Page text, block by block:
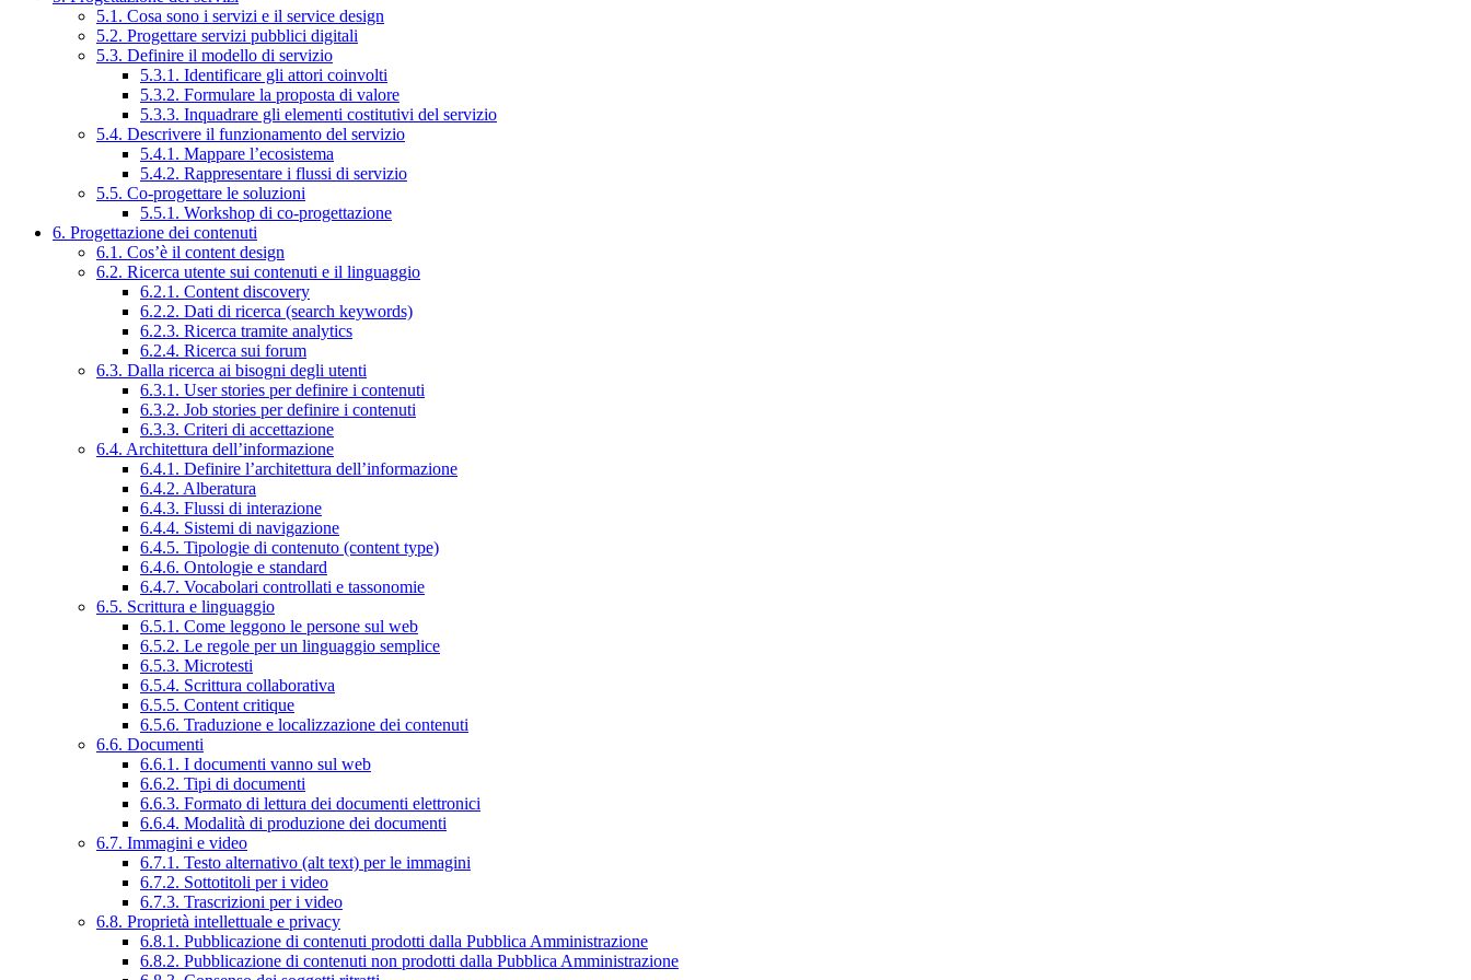
5.1. Cosa sono i servizi e il service design
5.2. Progettare servizi pubblici digitali
5.3. Definire il modello di servizio
5.3.1. Identificare gli attori coinvolti
5.3.2. Formulare la proposta di valore
5.3.3. Inquadrare gli elementi costitutivi del servizio
5.4. Descrivere il funzionamento del servizio
5.4.1. Mappare l’ecosistema
5.4.2. Rappresentare i flussi di servizio
5.5. Co-progettare le soluzioni
5.5.1. Workshop di co-progettazione
6. Progettazione dei contenuti
6.1. Cos’è il content design
6.2. Ricerca utente sui contenuti e il linguaggio
6.2.1. Content discovery
6.2.2. Dati di ricerca (search keywords)
6.2.3. Ricerca tramite analytics
6.2.4. Ricerca sui forum
6.3. Dalla ricerca ai bisogni degli utenti
6.3.1. User stories per definire i contenuti
6.3.2. Job stories per definire i contenuti
6.3.3. Criteri di accettazione
6.4. Architettura dell’informazione
6.4.1. Definire l’architettura dell’informazione
6.4.2. Alberatura
6.4.3. Flussi di interazione
6.4.4. Sistemi di navigazione
6.4.5. Tipologie di contenuto (content type)
6.4.6. Ontologie e standard
6.4.7. Vocabolari controllati e tassonomie
6.5. Scrittura e linguaggio
6.5.1. Come leggono le persone sul web
6.5.2. Le regole per un linguaggio semplice
6.5.3. Microtesti
6.5.4. Scrittura collaborativa
6.5.5. Content critique
6.5.6. Traduzione e localizzazione dei contenuti
6.6. Documenti
6.6.1. I documenti vanno sul web
6.6.2. Tipi di documenti
6.6.3. Formato di lettura dei documenti elettronici
6.6.4. Modalità di produzione dei documenti
6.7. Immagini e video
6.7.1. Testo alternativo (alt text) per le immagini
6.7.2. Sottotitoli per i video
6.7.3. Trascrizioni per i video
6.8. Proprietà intellettuale e privacy
6.8.1. Pubblicazione di contenuti prodotti dalla Pubblica Amministrazione
6.8.2. Pubblicazione di contenuti non prodotti dalla Pubblica Amministrazione